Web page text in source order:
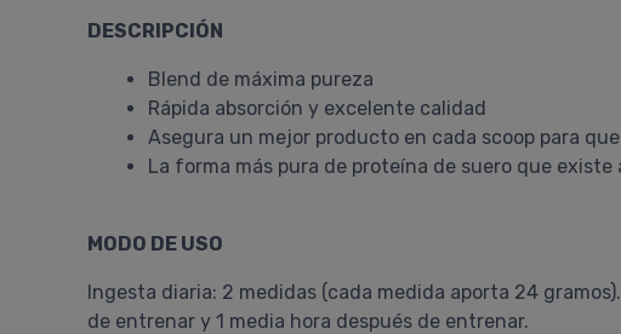
DESCRIPCIÓN
Blend de máxima pureza
Rápida absorción y excelente calidad
Asegura un mejor producto en cada scoop para
La forma más pura de proteína de suero que
MODO DE USO
Ingesta diaria: 2 medidas (cada medida aporta 24
de entrenar y 1 media hora después de entrenar.